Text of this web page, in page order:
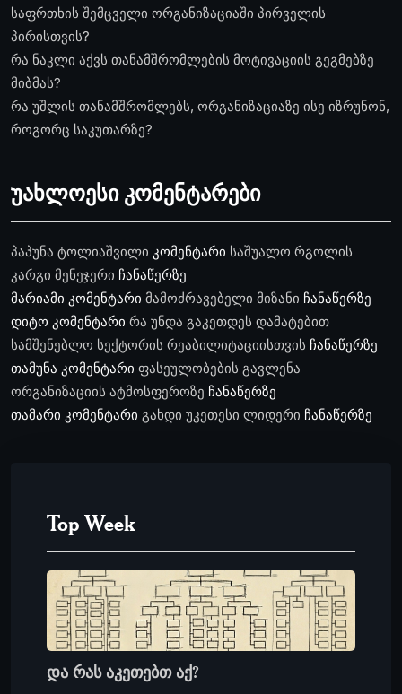
საფრთხის შემცველი ორგანიზაციაში პირველის
პირისთვის?
რა ნაკლი აქვს თანამშრომლების მოტივაციის გეგმებზე
მიბმას?
რა უშლის თანამშრომლებს, ორგანიზაციაზე ისე იზრუნონ,
როგორც საკუთარზე?
უახლოესი კომენტარები
პაპუნა ტოლიაშვილი კომენტარი საშუალო რგოლის
კარგი მენეჯერი ჩანაწერზე
მარიამი კომენტარი მამოძრავებელი მიზანი ჩანაწერზე
დიტო კომენტარი რა უნდა გაკეთდეს დამატებით
სამშენებლო სექტორის რეაბილიტაციისთვის ჩანაწერზე
თამუნა კომენტარი ფასეულობების გავლენა
ორგანიზაციის ატმოსფეროზე ჩანაწერზე
თამარი კომენტარი გახდი უკეთესი ლიდერი ჩანაწერზე
Top Week
და რას აკეთებთ აქ?